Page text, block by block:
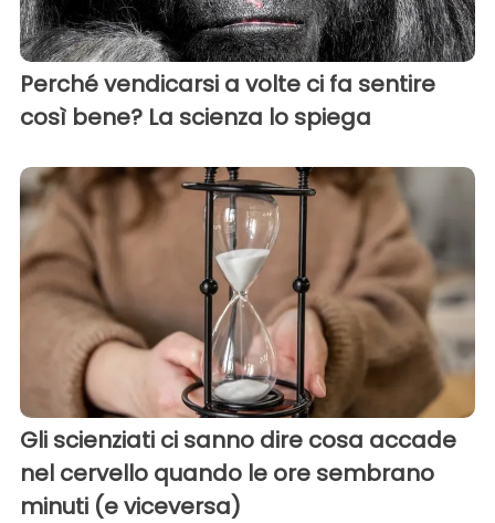
Perché vendicarsi a volte ci fa sentire
così bene? La scienza lo spiega
Gli scienziati ci sanno dire cosa accade
nel cervello quando le ore sembrano
minuti (e viceversa)